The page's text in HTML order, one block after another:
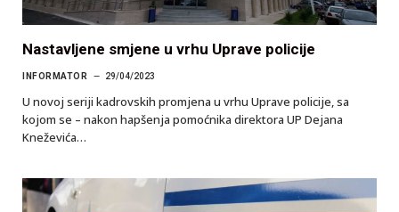
Nastavljene smjene u vrhu Uprave policije
INFORMATOR 29/04/2023
U novoj seriji kadrovskih promjena u vrhu Uprave policije, sa
kojom se – nakon hapšenja pomoćnika direktora UP Dejana
Kneževića…